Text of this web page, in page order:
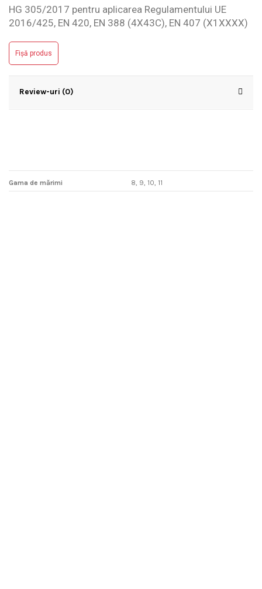
HG 305/2017 pentru aplicarea Regulamentului UE
2016/425, EN 420, EN 388 (4X43C), EN 407 (X1XXXX)
Fișă produs
Review-uri (0)
Gama de mărimi 8, 9, 10, 11